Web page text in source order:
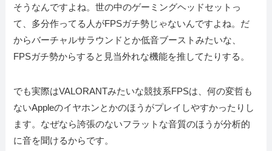
そうなんですよね。世の中のゲーミングヘッドセットっ
て、多分作ってる人がFPSガチ勢じゃないんですよね。だ
からバーチャルサラウンドとか低音ブーストみたいな、
FPSガチ勢からすると見当外れな機能を推してたりする。
でも実際はVALORANTみたいな競技系FPSは、何の変哲も
ないAppleのイヤホンとかのほうがプレイしやすかったりし
ます。なぜなら誇張のないフラットな音質のほうが分析的
に音を聞けるからです。